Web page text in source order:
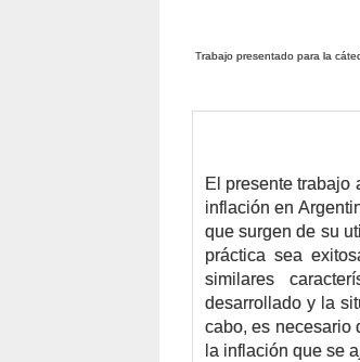
Trabajo presentado para la
El presente trabajo
inflación en
que surgen de su
práctica sea
similares
desarrollado y la
cabo, es necesario
la inflación que se